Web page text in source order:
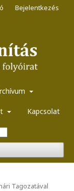
Kapcsolat
Bejelentkezés
Tagozatával